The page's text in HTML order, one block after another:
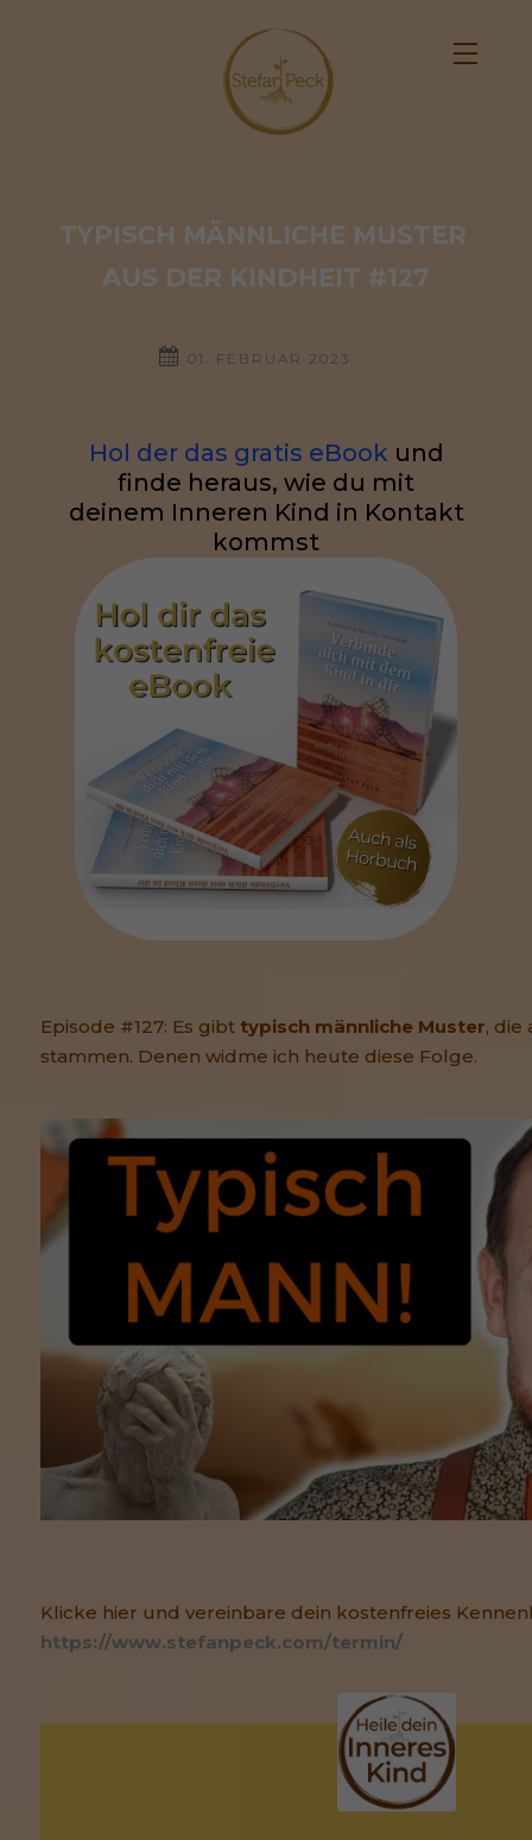
TYPISCH MÄNNLICHE MUSTER
AUS DER KINDHEIT #127
01. FEBRUAR 2023
Hol der das gratis eBook und
finde heraus, wie du mit
deinem Inneren Kind in Kontakt
kommst
Episode #127: Es gibt typisch männliche Muster, die
stammen. Denen widme ich heute diese Folge.
Klicke hier und vereinbare dein kostenfreies
https://www.stefanpeck.com/termin/